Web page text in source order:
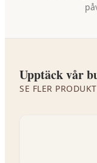
Upptäck vår
SE FLER